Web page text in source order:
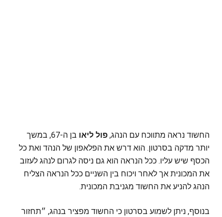
החשוד נראה מתווכח עם הנהג, פול ליאו
בן ה-67, במשך
יותר מדקה בסרטון. הוא דרש את הפלאפון של הנהד ואת כל
הכסף שיש עליו. ככל הנראה הוא גם ניסה לגרום לנהג לעזוב
את המכונית אך לאחר ויכוח בין השניים ככל הנראה הצליח
הנהג להניע את החשוד מגניבת המכונית.
בנוסף, ניתן לשמוע בסרטון כי החשוד מפציר בנהג, ״תחזור